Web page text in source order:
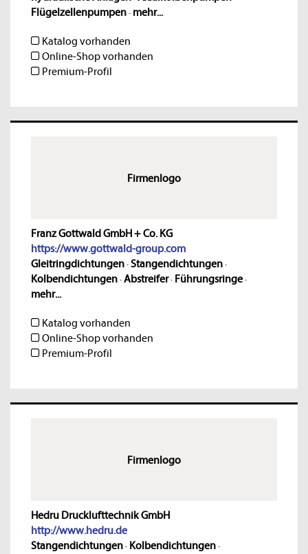
Flügelzellenpumpen· mehr...
Katalog vorhanden
Online-Shop vorhanden
Premium-Profil
Firmenlogo
Franz Gottwald GmbH + Co. KG
https://www.gottwald-group.com
Gleitringdichtungen·Stangendichtungen·
Kolbendichtungen·Abstreifer· Führungsringe·
mehr...
Katalog vorhanden
Online-Shop vorhanden
Premium-Profil
Firmenlogo
Hedru Drucklufttechnik GmbH
http://www.hedru.de
Stangendichtungen· Kolbendichtungen·